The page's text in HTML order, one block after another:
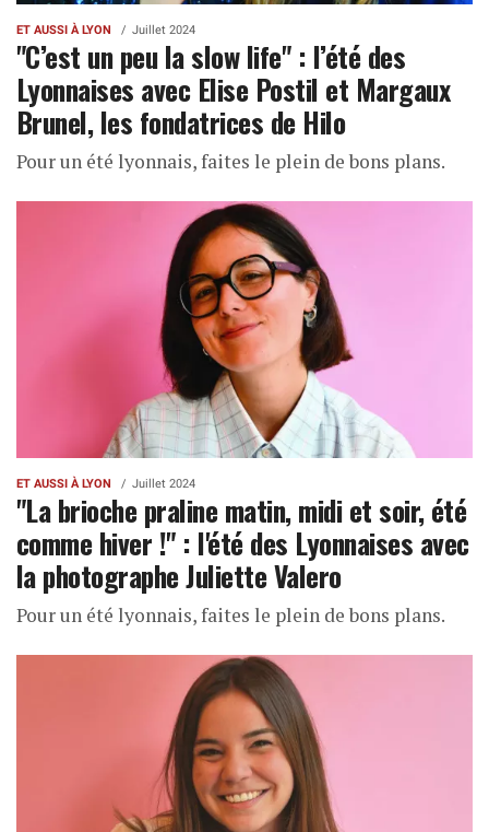
ET AUSSI À LYON Juillet 2024
"C’est un peu la slow life" : l’été des
Lyonnaises avec Elise Postil et Margaux
Brunel, les fondatrices de Hilo
Pour un été lyonnais, faites le plein de bons plans.
ET AUSSI À LYON Juillet 2024
"La brioche praline matin, midi et soir, été
comme hiver !" : l'été des Lyonnaises avec
la photographe Juliette Valero
Pour un été lyonnais, faites le plein de bons plans.